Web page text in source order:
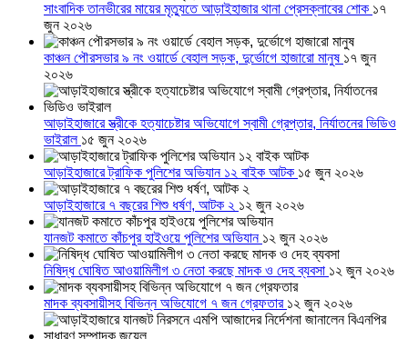
সাংবাদিক তানভীরের মায়ের মৃত্যুতে আড়াইহাজার থানা প্রেসক্লাবের শোক ১৭
জুন ২০২৬
কাঞ্চন পৌরসভার ৯ নং ওয়ার্ডে বেহাল সড়ক, দুর্ভোগে হাজারো মানুষ ১৭ জুন
২০২৬
আড়াইহাজারে স্ত্রীকে হত্যাচেষ্টার অভিযোগে স্বামী গ্রেপ্তার, নির্যাতনের ভিডিও
ভাইরাল ১৫ জুন ২০২৬
আড়াইহাজারে ট্রাফিক পুলিশের অভিযান ১২ বাইক আটক ১৫ জুন ২০২৬
আড়াইহাজারে ৭ বছরের শিশু ধর্ষণ, আটক ২ ১২ জুন ২০২৬
যানজট কমাতে কাঁচপুর হাইওয়ে পুলিশের অভিযান ১২ জুন ২০২৬
নিষিদ্ধ ঘোষিত আওয়ামিলীগ ৩ নেতা করছে মাদক ও দেহ ব্যবসা ১২ জুন ২০২৬
মাদক ব্যবসায়ীসহ বিভিন্ন অভিযোগে ৭ জন গ্রেফতার ১২ জুন ২০২৬